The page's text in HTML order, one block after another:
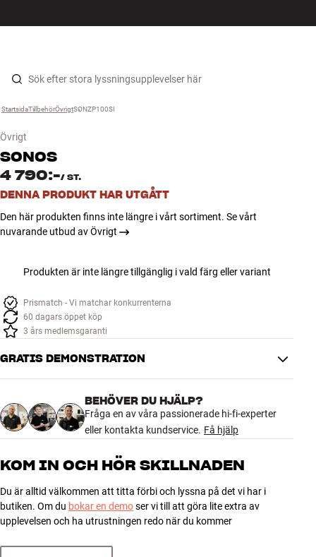
Hopp til innhold
Högtalare
Hörlurar
Surround
TV
Tillbehör
INSPIRATION
MÄRKEN
NYHETER
ERBJUDANDEN
Hitta Butik
Kundtjänst
Startsida ›
Tillbehör ›
Övrigt ›
SONZP100SI
Övrigt
SONOS
4 790:-/ ST.
DENNA PRODUKT HAR UTGÅTT
Den här produkten finns inte längre i vårt sortiment. Se vårt
nuvarande utbud av Övrigt
Produkten är inte längre tillgänglig i vald färg eller variant
Prismatch - Vi matchar konkurrenterna
60 dagars öppet köp
3 års medlemsgaranti
GRATIS DEMONSTRATION
BEHÖVER DU HJÄLP?
Fråga en av våra passionerade hi-fi-experter
eller kontakta kundservice. Få hjälp
KOM IN OCH HÖR SKILLNADEN
Du är alltid välkommen att titta förbi och lyssna på det vi har i
butiken. Om du bokar en demoser vi till att göra lite extra av
upplevelsen och ha utrustningen redo när du kommer